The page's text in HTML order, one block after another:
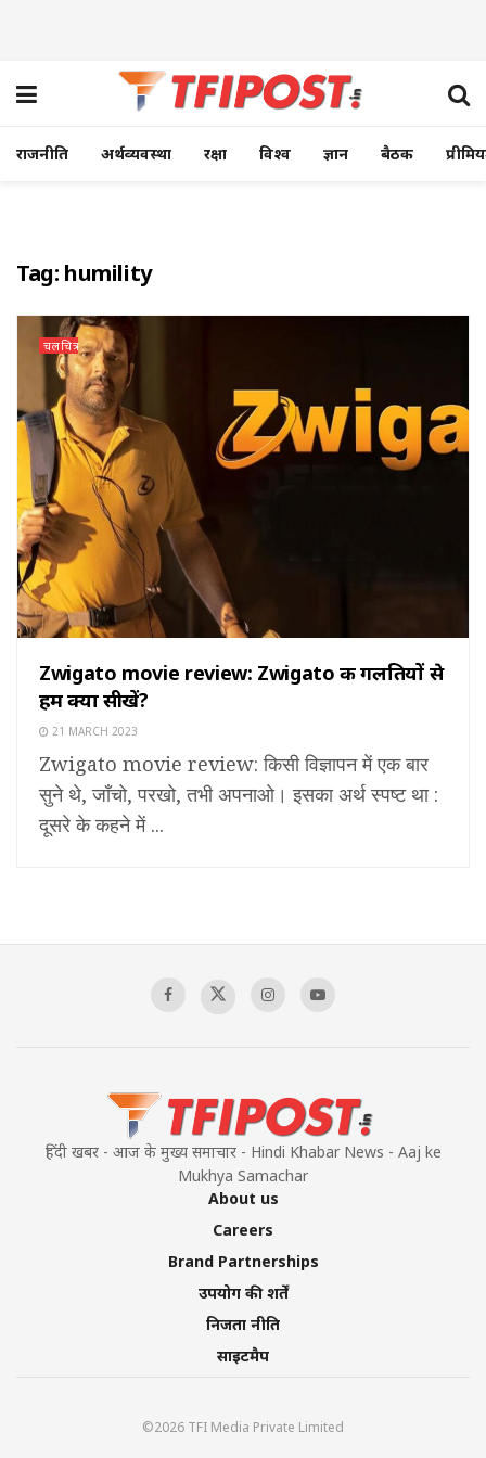
राजनीति अर्थव्यवस्था रक्षा विश्व ज्ञान बैठक
Tag: humility
चलचित्र
Zwigato movie review: Zwigato की गलतियों से
हम क्या सीखें?
21 MARCH 2023
Zwigato movie review: किसी विज्ञापन में एक बार
सुने थे, जाँचो, परखो, तभी अपनाओ। इसका अर्थ स्पष्ट था :
दूसरे के कहने में ...
हिंदी खबर - आज के मुख्य समाचार - Hindi Khabar News - Aaj ke
Mukhya Samachar
About us
Careers
Brand Partnerships
उपयोग की शर्तें
निजता नीति
साइटमैप
©2026 TFI Media Private Limited